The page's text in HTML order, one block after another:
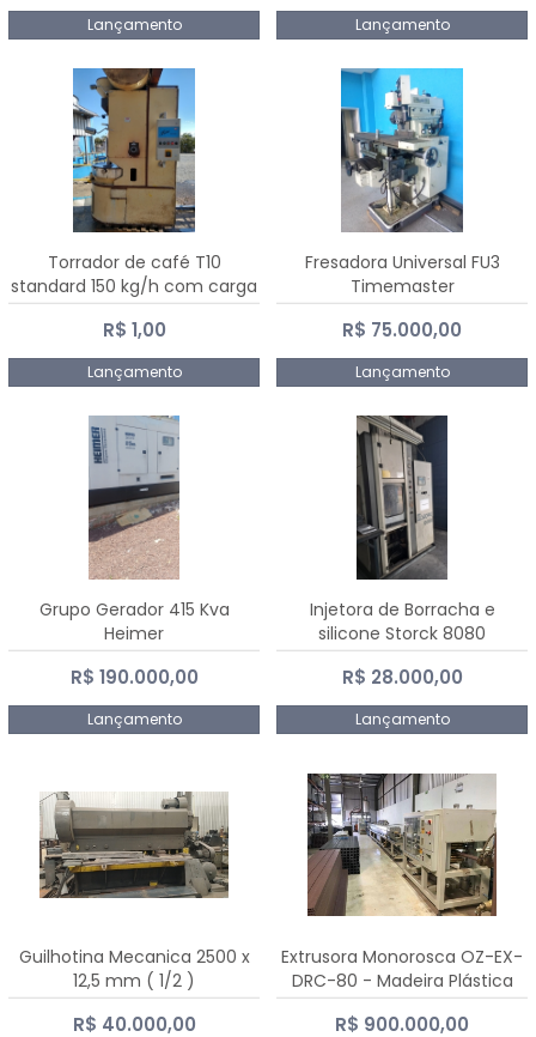
Lançamento Lançamento
Torrador de café T10
standard 150 kg/h com carga
de 10 kg
R$ 1,00
Lançamento
Fresadora Universal FU3
Timemaster
R$ 75.000,00
Lançamento
Grupo Gerador 415 Kva
Heimer
R$ 190.000,00
Lançamento
Injetora de Borracha e
silicone Storck 8080
R$ 28.000,00
Lançamento
Guilhotina Mecanica 2500 x
12,5 mm ( 1/2 )
R$ 40.000,00
Extrusora Monorosca OZ-EX-
DRC-80 - Madeira Plástica
R$ 900.000,00